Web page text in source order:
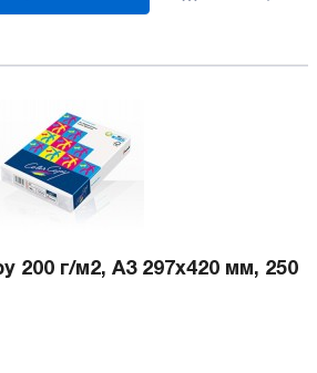
200 г/м2, А3 297x420 мм, 250